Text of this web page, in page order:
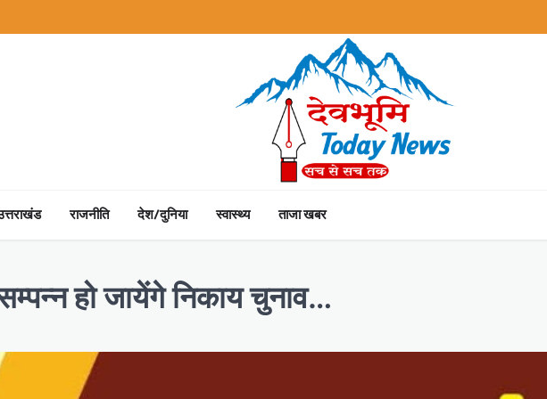
राजनीति देश/दुनिया स्वास्थ्य ताजा खबर
हो जायेंगे निकाय चुनाव…